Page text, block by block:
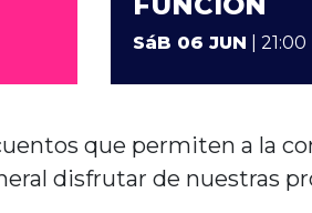
SáB 06 JUN | 21:00
que permiten a la
disfrutar de nuestras